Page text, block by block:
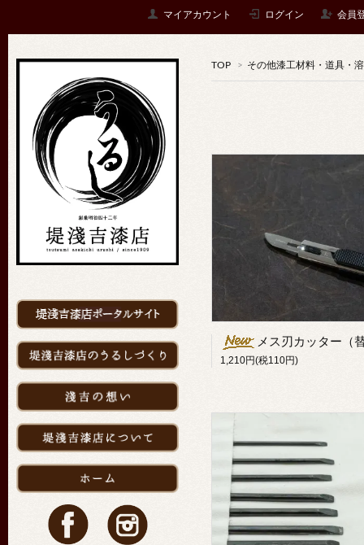
マイアカウント ログイン 会員
TOP > その他漆工材料・道具・
メス刃カッター（替刃5枚付
1,210円(税110円)